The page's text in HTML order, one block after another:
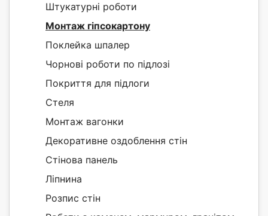
Штукатурні роботи
Монтаж гіпсокартону
Поклейка шпалер
Чорнові роботи по підлозі
Покриття для підлоги
Стеля
Монтаж вагонки
Декоративне оздоблення стін
Стінова панель
Ліпнина
Розпис стін